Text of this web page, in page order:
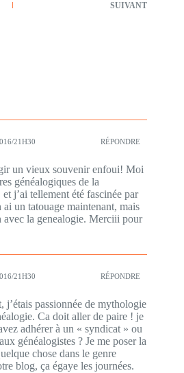
SUIVANT
21H30 RÉPONDRE
un vieux souvenir enfoui! Moi
généalogiques de la
j’ai tellement été fascinée par
un tatouage maintenant, mais
avec la genealogie. Merciii pour
21H30 RÉPONDRE
j’étais passionnée de mythologie
Ca doit aller de paire ! je
adhérer à un « syndicat » ou
généalogistes ? Je me poser la
chose dans le genre
blog, ça égaye les journées.